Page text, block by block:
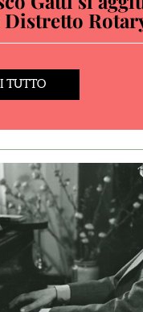
TUTTO